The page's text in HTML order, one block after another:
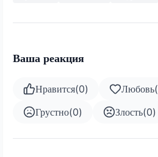
Ваша реакция
Нравится(0) Любовь(
Грустно(0) Злость(0)